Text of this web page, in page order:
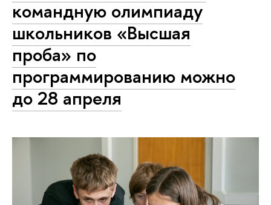
командную олимпиаду
школьников «Высшая
проба» по
программированию можно
до 28 апреля